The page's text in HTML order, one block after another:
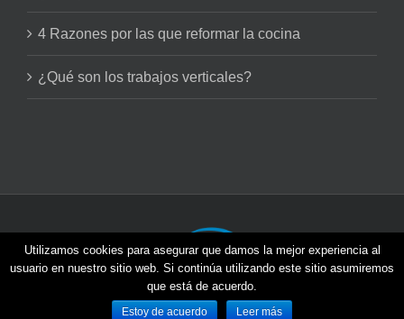
4 Razones por las que reformar la cocina
¿Qué son los trabajos verticales?
Viventia © 2026 | Todos los derechos reservados |
Utilizamos cookies para asegurar que damos la mejor experiencia al
usuario en nuestro sitio web. Si continúa utilizando este sitio asumiremos
que está de acuerdo.
Estoy de acuerdo Leer más